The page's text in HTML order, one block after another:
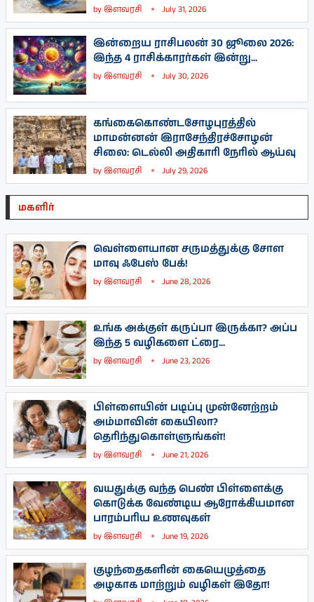
byஇளவரசி July 31, 2026
இன்றைய ராசிபலன் 30 ஜூலை 2026:
இந்த 4 ராசிக்காரர்கள் இன்று...
byஇளவரசி July 30, 2026
கங்கைகொண்டசோழபுரத்தில்
மாமன்னன் இராசேந்திரச்சோழன்
சிலை: டெல்லி அதிகாரி நேரில் ஆய்வு
byஇளவரசி July 29, 2026
மகளிர்
வெள்ளையான சருமத்துக்கு சோள
மாவு ஃபேஸ் பேக்!
byஇளவரசி June 28, 2026
உங்க அக்குள் கருப்பா இருக்கா? அப்ப
இந்த 5 வழிகளை ட்ரை...
byஇளவரசி June 23, 2026
பிள்ளையின் படிப்பு முன்னேற்றம்
அம்மாவின் கையிலா?
தெரிந்துகொள்ளுங்கள்!
byஇளவரசி June 21, 2026
வயதுக்கு வந்த பெண் பிள்ளைக்கு
கொடுக்க வேண்டிய ஆரோக்கியமான
பாரம்பரிய உணவுகள்
byஇளவரசி June 19, 2026
குழந்தைகளின் கையெழுத்தை
அழகாக மாற்றும் வழிகள் இதோ!